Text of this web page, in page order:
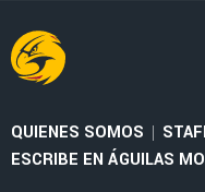
QUIENES SOMOS |
ESCRIBE EN ÁGUILAS